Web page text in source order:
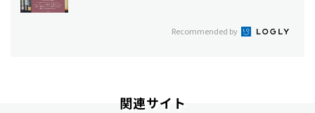
Recommended by
関連サイト